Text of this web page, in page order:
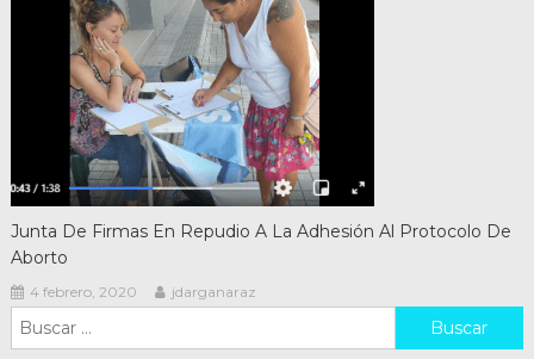
Junta De Firmas En Repudio A La Adhesión Al Protocolo De
Aborto
4 febrero, 2020 jdarganaraz
Buscar: